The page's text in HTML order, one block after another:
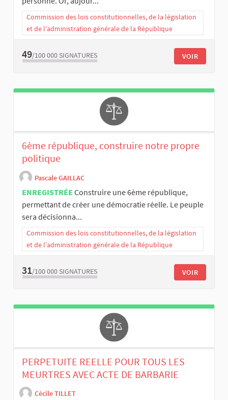
Commission des lois constitutionnelles, de la législation
et de l’administration générale de la République
49/100 000 SIGNATURES VOIR
6ème république, construire notre propre
politique
Pascale GAILLAC
ENREGISTRÉE Construire une 6ème république,
permettant de créer une démocratie réelle. Le peuple
sera décisionna...
Commission des lois constitutionnelles, de la législation
et de l’administration générale de la République
31/100 000 SIGNATURES VOIR
PERPETUITE REELLE POUR TOUS LES
MEURTRES AVEC ACTE DE BARBARIE
Cécile TILLET